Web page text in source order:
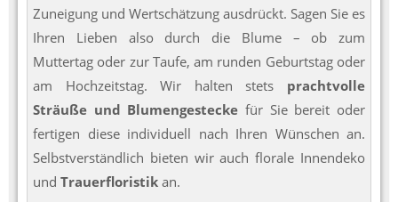
Zuneigung und Wertschätzung ausdrückt. Sagen Sie es
Ihren Lieben also durch die Blume – ob zum
Muttertag oder zur Taufe, am runden Geburtstag oder
am Hochzeitstag. Wir halten stets prachtvolle
Sträuße und Blumengestecke für Sie bereit oder
fertigen diese individuell nach Ihren Wünschen an.
Selbstverständlich bieten wir auch florale Innendeko
und Trauerfloristik an.